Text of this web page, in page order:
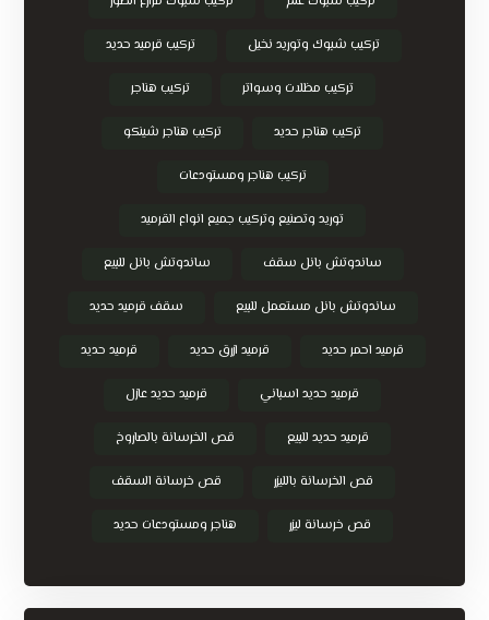
تركيب شبوك وتوريد نخيل تركيب قرميد حديد
تركيب مظلات وسواتر تركيب هناجر
تركيب هناجر حديد تركيب هناجر شينكو
تركيب هناجر ومستودعات
توريد وتصنيع وتركيب جميع انواع القرميد
ساندوتش بانل سقف ساندوتش بانل للبيع
ساندوتش بانل مستعمل للبيع سقف قرميد حديد
قرميد احمر حديد قرميد ازرق حديد قرميد حديد
قرميد حديد اسباني قرميد حديد عازل
قرميد حديد للبيع قص الخرسانة بالصاروخ
قص الخرسانة بالليزر قص خرسانة السقف
قص خرسانة ليزر هناجر ومستودعات حديد